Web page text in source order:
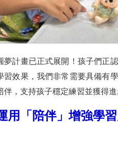
夢計畫已正式展開！孩子們正
習效果，我們非常需要具備有
伴，支持孩子穩定練習並獲得進
用「陪伴」增強學